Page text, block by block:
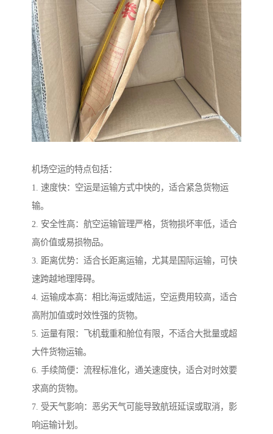
机场空运的特点包括：
1. 速度快：空运是运输方式中快的，适合紧急货物运
输。
2. 安全性高：航空运输管理严格，货物损坏率低，适合
高价值或易损物品。
3. 距离优势：适合长距离运输，尤其是国际运输，可快
速跨越地理障碍。
4. 运输成本高：相比海运或陆运，空运费用较高，适合
高附加值或时效性强的货物。
5. 运量有限：飞机载重和舱位有限，不适合大批量或超
大件货物运输。
6. 手续简便：流程标准化，通关速度快，适合对时效要
求高的货物。
7. 受天气影响：恶劣天气可能导致航班延误或取消，影
响运输计划。